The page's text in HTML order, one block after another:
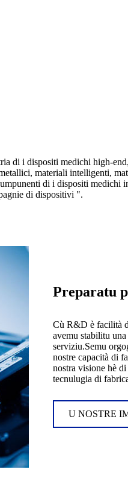
di i dispositi medichi high-
materiali intelligenti,
di i dispositi medichi
di dispositivi ".
Preparatu
Cù R&D è facilità
avemu stabilitu
serviziu.Semu
nostre capacità di
nostra visione hè
tecnulugia di
U NOSTRE